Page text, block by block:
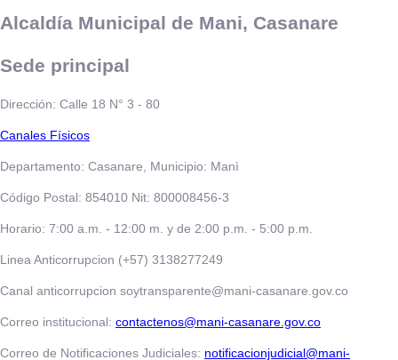
Alcaldía Municipal de Mani, Casanare
Sede principal
Dirección: Calle 18 N° 3 - 80
​​​​​Canales Físicos
Departamento: Casanare, Municipio: Manì
Código Postal: 854010 Nit: 800008456-3
Horario: 7:00 a.m. - 12:00 m. y de 2:00 p.m. - 5:00 p.m.
Linea Anticorrupcion (+57) 3138277249
Canal anticorrupcion soytransparente@mani-casanare.gov.co
Correo institucional: contactenos@mani-casanare.gov.co
Correo de Notificaciones Judiciales: notificacionjudicial@mani-